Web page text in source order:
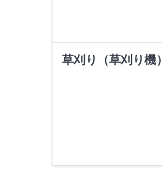
草刈り（草刈り機